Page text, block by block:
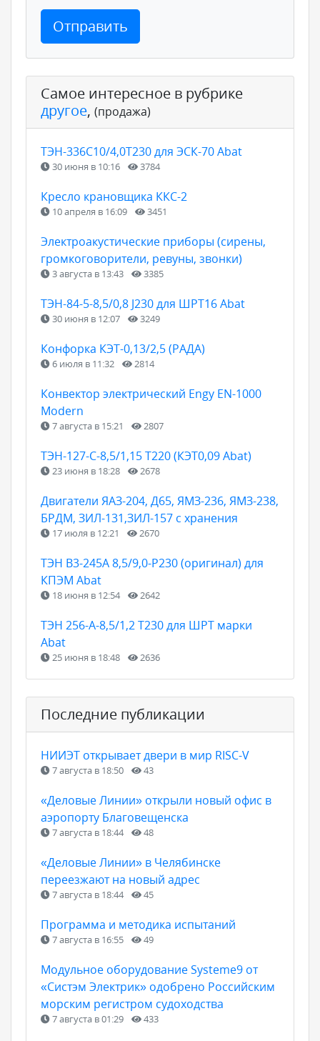
Отправить
Самое интересное в рубрике
другое, (продажа)
ТЭН-336С10/4,0Т230 для ЭСК-70 Abat
30 июня в 10:16 3784
Кресло крановщика ККС-2
10 апреля в 16:09 3451
Электроакустические приборы (сирены,
громкоговорители, ревуны, звонки)
3 августа в 13:43 3385
ТЭН-84-5-8,5/0,8 J230 для ШРТ16 Abat
30 июня в 12:07 3249
Конфорка КЭТ-0,13/2,5 (РАДА)
6 июля в 11:32 2814
Конвектор электрический Engy EN-1000
Modern
7 августа в 15:21 2807
ТЭН-127-С-8,5/1,15 Т220 (КЭТ0,09 Abat)
23 июня в 18:28 2678
Двигатели ЯАЗ-204, Д65, ЯМЗ-236, ЯМЗ-238,
БРДМ, ЗИЛ-131,ЗИЛ-157 с хранения
17 июля в 12:21 2670
ТЭН B3-245A 8,5/9,0-P230 (оригинал) для
КПЭМ Abat
18 июня в 12:54 2642
ТЭН 256-А-8,5/1,2 Т230 для ШРТ марки
Abat
25 июня в 18:48 2636
Последние публикации
НИИЭТ открывает двери в мир RISC-V
7 августа в 18:50 43
«Деловые Линии» открыли новый офис в
аэропорту Благовещенска
7 августа в 18:44 48
«Деловые Линии» в Челябинске
переезжают на новый адрес
7 августа в 18:44 45
Программа и методика испытаний
7 августа в 16:55 49
Модульное оборудование Systeme9 от
«Систэм Электрик» одобрено Российским
морским регистром судоходства
7 августа в 01:29 433